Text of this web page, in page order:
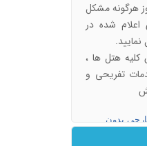
هرگونه مشکل
اعلام شده در
کلیه هتل ها ،
تفریحی و
بدون